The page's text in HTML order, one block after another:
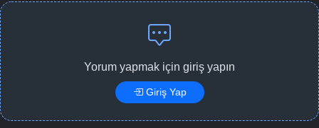
Yorum yapmak için giriş yapın
Giriş Yap